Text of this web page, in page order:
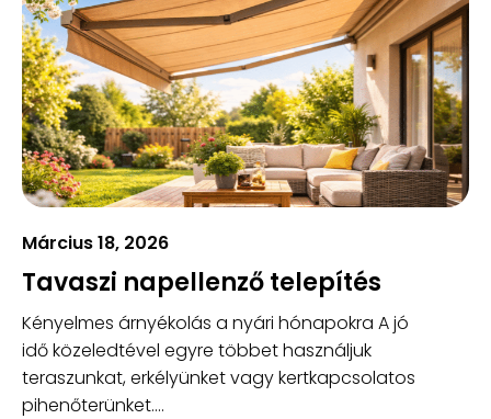
Március 18, 2026
Tavaszi napellenző telepítés
Kényelmes árnyékolás a nyári hónapokra A jó
idő közeledtével egyre többet használjuk
teraszunkat, erkélyünket vagy kertkapcsolatos
pihenőterünket....